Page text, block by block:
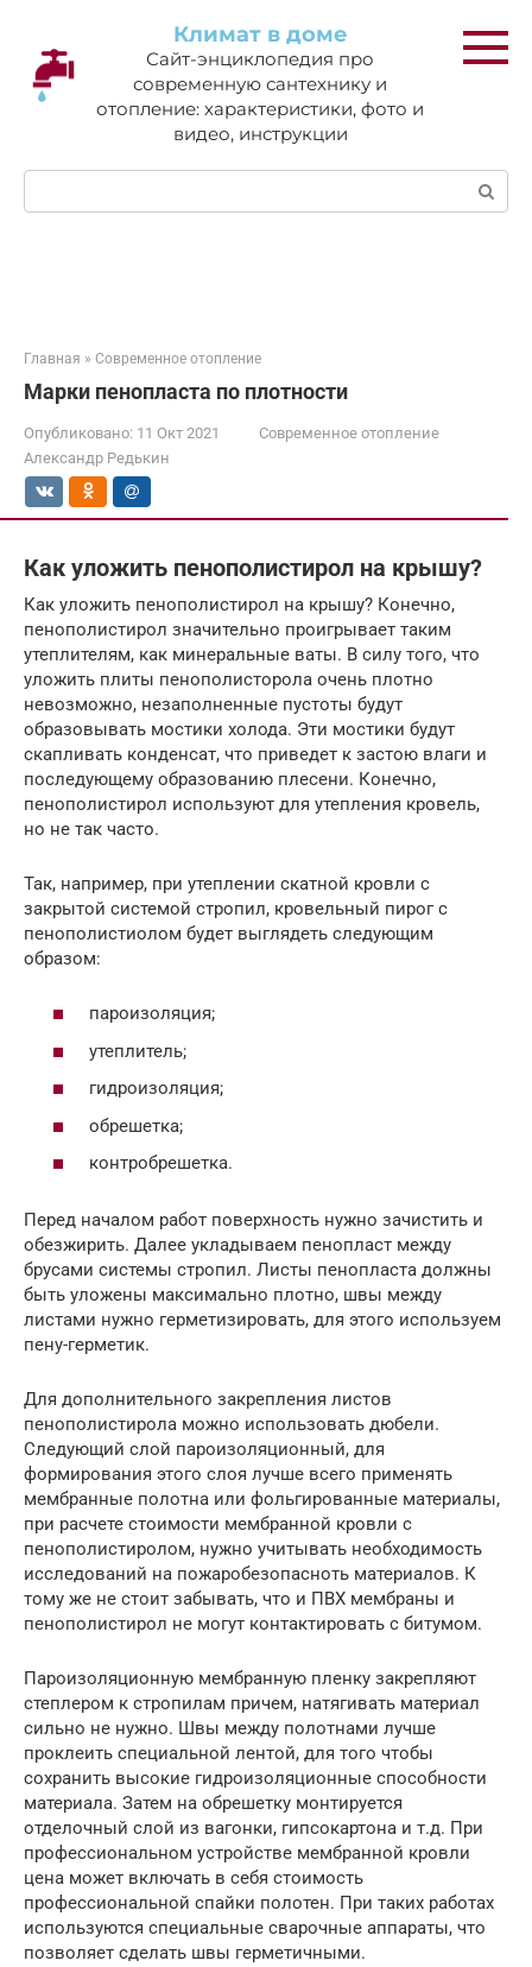
контенту
Климат в доме
Сайт-энциклопедия про
современную сантехнику и
отопление: характеристики, фото и
видео, инструкции
Поиск:
Главная » Современное отопление
Марки пенопласта по плотности
Опубликовано: 11 Окт 2021
Современное отопление
Александр Редькин
Как уложить пенополистирол на крышу?
Как уложить пенополистирол на крышу? Конечно,
пенополистирол значительно проигрывает таким
утеплителям, как минеральные ваты. В силу того, что
уложить плиты пенополисторола очень плотно
невозможно, незаполненные пустоты будут
образовывать мостики холода. Эти мостики будут
скапливать конденсат, что приведет к застою влаги и
последующему образованию плесени. Конечно,
пенополистирол используют для утепления кровель,
но не так часто.
Так, например, при утеплении скатной кровли с
закрытой системой стропил, кровельный пирог с
пенополистиолом будет выглядеть следующим
образом:
пароизоляция;
утеплитель;
гидроизоляция;
обрешетка;
контробрешетка.
Перед началом работ поверхность нужно зачистить и
обезжирить. Далее укладываем пенопласт между
брусами системы стропил. Листы пенопласта должны
быть уложены максимально плотно, швы между
листами нужно герметизировать, для этого используем
пену-герметик.
Для дополнительного закрепления листов
пенополистирола можно использовать дюбели.
Следующий слой пароизоляционный, для
формирования этого слоя лучше всего применять
мембранные полотна или фольгированные материалы,
при расчете стоимости мембранной кровли с
пенополистиролом, нужно учитывать необходимость
исследований на пожаробезопасноть материалов. К
тому же не стоит забывать, что и ПВХ мембраны и
пенополистирол не могут контактировать с битумом.
Пароизоляционную мембранную пленку закрепляют
степлером к стропилам причем, натягивать материал
сильно не нужно. Швы между полотнами лучше
проклеить специальной лентой, для того чтобы
сохранить высокие гидроизоляционные способности
материала. Затем на обрешетку монтируется
отделочный слой из вагонки, гипсокартона и т.д. При
профессиональном устройстве мембранной кровли
цена может включать в себя стоимость
профессиональной спайки полотен. При таких работах
используются специальные сварочные аппараты, что
позволяет сделать швы герметичными.